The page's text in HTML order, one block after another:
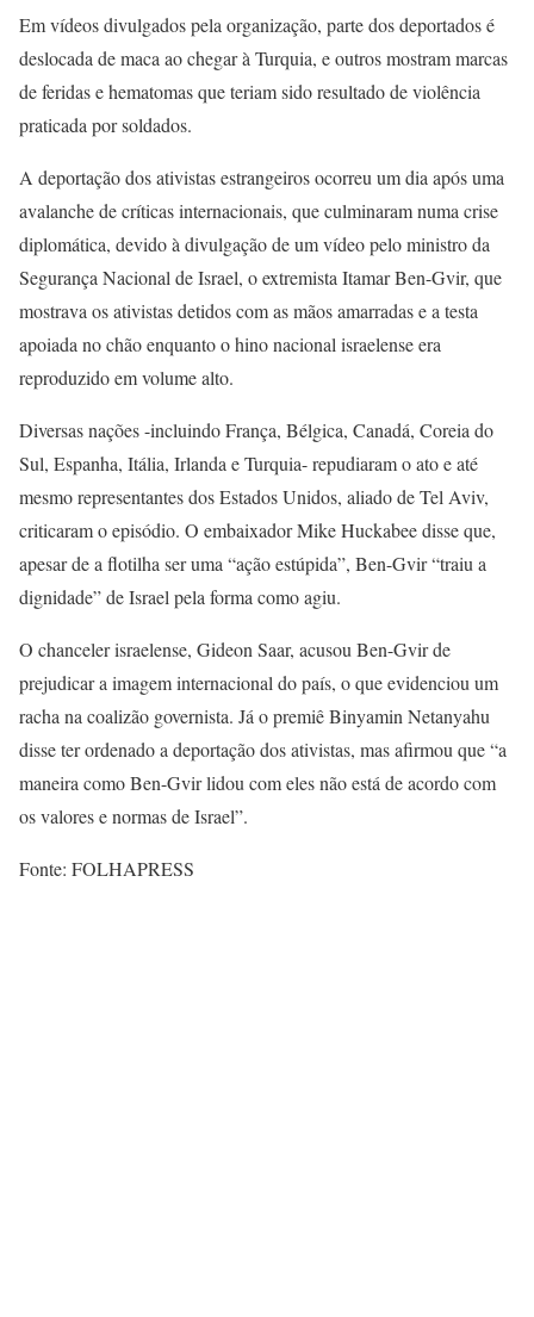
Em vídeos divulgados pela organização, parte dos deportados é
deslocada de maca ao chegar à Turquia, e outros mostram marcas
de feridas e hematomas que teriam sido resultado de violência
praticada por soldados.
A deportação dos ativistas estrangeiros ocorreu um dia após uma
avalanche de críticas internacionais, que culminaram numa crise
diplomática, devido à divulgação de um vídeo pelo ministro da
Segurança Nacional de Israel, o extremista Itamar Ben-Gvir, que
mostrava os ativistas detidos com as mãos amarradas e a testa
apoiada no chão enquanto o hino nacional israelense era
reproduzido em volume alto.
Diversas nações -incluindo França, Bélgica, Canadá, Coreia do
Sul, Espanha, Itália, Irlanda e Turquia- repudiaram o ato e até
mesmo representantes dos Estados Unidos, aliado de Tel Aviv,
criticaram o episódio. O embaixador Mike Huckabee disse que,
apesar de a flotilha ser uma “ação estúpida”, Ben-Gvir “traiu a
dignidade” de Israel pela forma como agiu.
O chanceler israelense, Gideon Saar, acusou Ben-Gvir de
prejudicar a imagem internacional do país, o que evidenciou um
racha na coalizão governista. Já o premiê Binyamin Netanyahu
disse ter ordenado a deportação dos ativistas, mas afirmou que “a
maneira como Ben-Gvir lidou com eles não está de acordo com
os valores e normas de Israel”.
Fonte: FOLHAPRESS